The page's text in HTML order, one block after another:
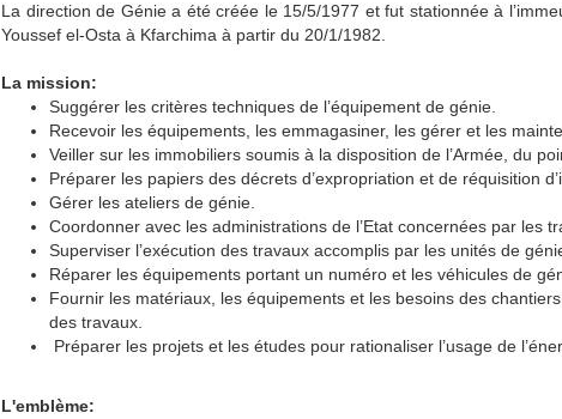
La direction de Génie a été créée le 15/5/1977 et fut stationnée à
Youssef el-Osta à Kfarchima à partir du 20/1/1982.
La mission:
Suggérer les critères techniques de l’équipement de génie.
Recevoir les équipements, les emmagasiner, les gérer et les
Veiller sur les immobiliers soumis à la disposition de l’Armée, du
Préparer les papiers des décrets d’expropriation et de réquisition
Gérer les ateliers de génie.
Coordonner avec les administrations de l’Etat concernées par les
Superviser l’exécution des travaux accomplis par les unités de
Réparer les équipements portant un numéro et les véhicules de
Fournir les matériaux, les équipements et les besoins des
des travaux.
Préparer les projets et les études pour rationaliser l’usage de
L'emblème: